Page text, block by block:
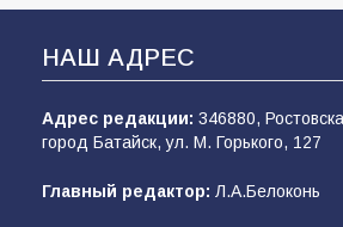
НАШ АДРЕС
Адрес редакции: 346880,
город Батайск, ул. М. Горького, 127
Главный редактор: Л.А.Белоконь